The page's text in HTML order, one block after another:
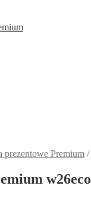
prezentowe Premium /
w26eco